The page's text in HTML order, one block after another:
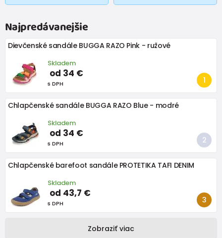
Najpredávanejšie
Dievčenské sandále BUGGA RAZO Pink - ružové
Skladem
od 34 €
s DPH
Chlapčenské sandále BUGGA RAZO Blue - modré
Skladem
od 34 €
s DPH
Chlapčenské barefoot sandále PROTETIKA TAFI DENIM
Skladem
od 43,7 €
s DPH
Zobraziť viac